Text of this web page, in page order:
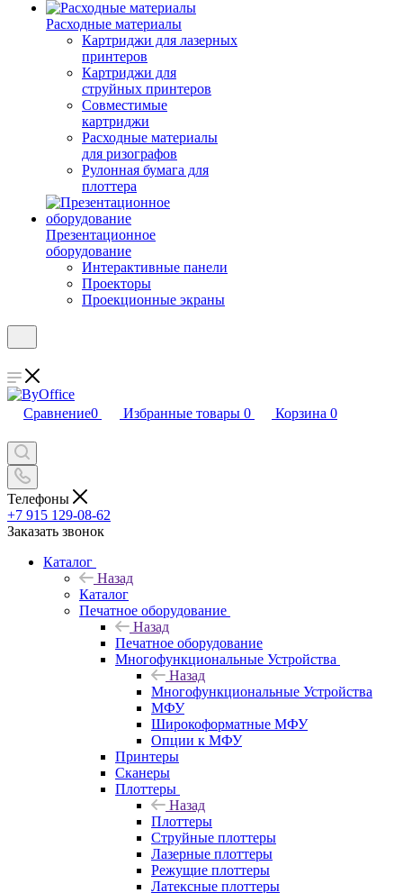
Расходные материалы
Картриджи для лазерных
принтеров
Картриджи для
струйных принтеров
Совместимые
картриджи
Расходные материалы
для ризографов
Рулонная бумага для
плоттера
Презентационное
оборудование
Интерактивные панели
Проекторы
Проекционные экраны
Сравнение0 Избранные товары 0 Корзина 0
Телефоны
+7 915 129-08-62
Заказать звонок
Каталог
Назад
Каталог
Печатное оборудование
Назад
Печатное оборудование
Многофункциональные Устройства
Назад
Многофункциональные Устройства
МФУ
Широкоформатные МФУ
Опции к МФУ
Принтеры
Сканеры
Плоттеры
Назад
Плоттеры
Струйные плоттеры
Лазерные плоттеры
Режущие плоттеры
Латексные плоттеры